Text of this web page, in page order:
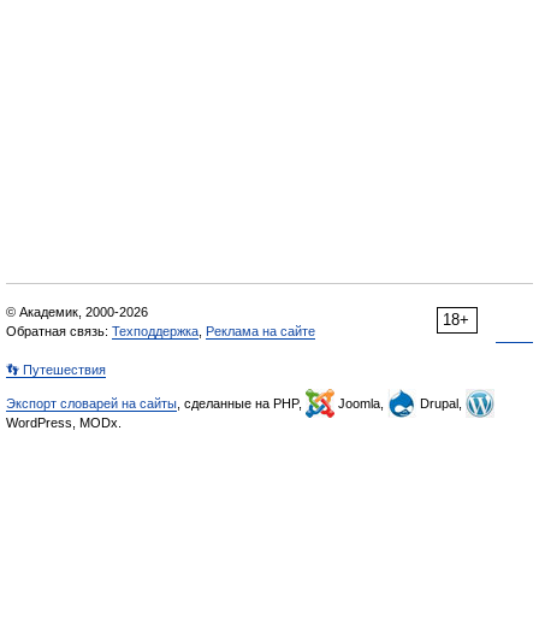
18+
© Академик, 2000-2026
Обратная связь: Техподдержка Реклама на сайте
👣 Путешествия
Экспорт словарей на сайты , сделанные на PHP, Joomla,
Drupal,
WordPress, MODx.